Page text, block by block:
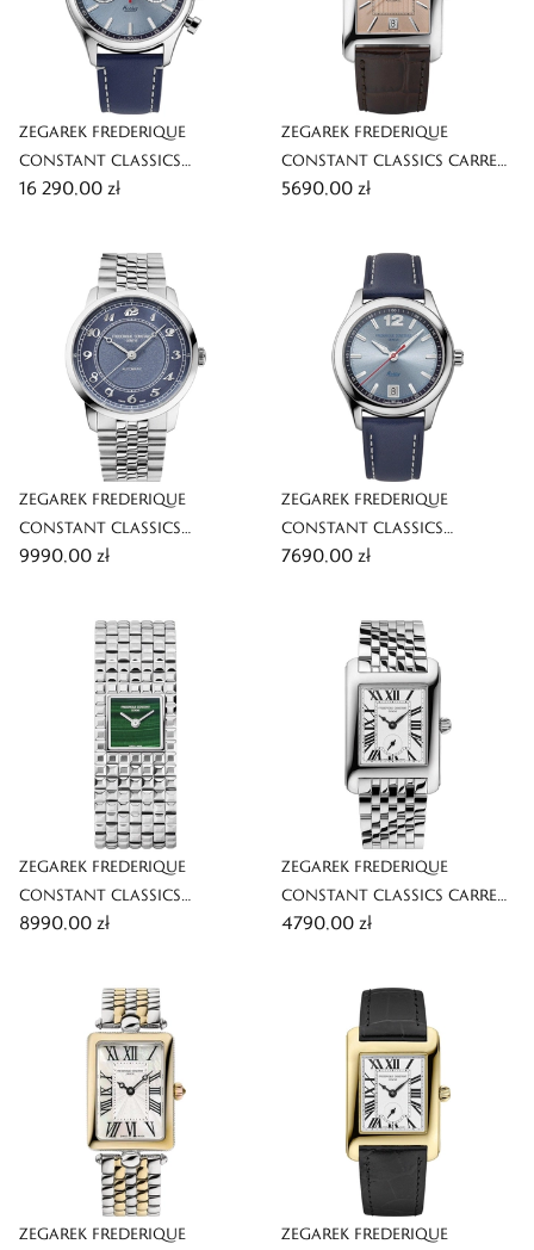
ZEGAREK FREDERIQUE
CONSTANT CLASSICS
VINTAGE RALLY HEALEY
16 290,00 zł
ZEGAREK FREDERIQUE
CONSTANT CLASSICS CARREE
AUTOMATIC
5690,00 zł
ZEGAREK FREDERIQUE
CONSTANT CLASSICS
PREMIERE
9990,00 zł
ZEGAREK FREDERIQUE
CONSTANT CLASSICS
VINTAGE RALLY HEALEY
7690,00 zł
ZEGAREK FREDERIQUE
CONSTANT CLASSICS
MANCHETTE
8990,00 zł
ZEGAREK FREDERIQUE
CONSTANT CLASSICS CARREE
SMALL SECONDS
4790,00 zł
ZEGAREK FREDERIQUE
ZEGAREK FREDERIQUE